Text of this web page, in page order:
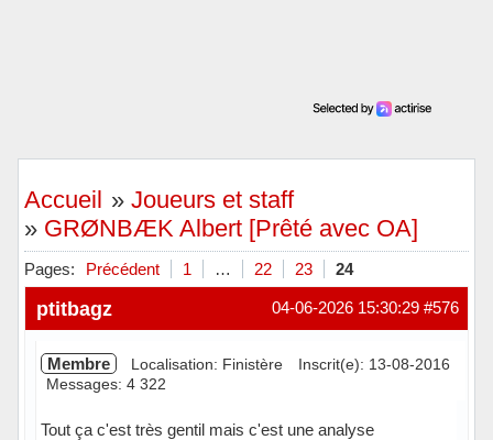
Accueil »Joueurs et staff
» GRØNBÆK Albert [Prêté avec OA]
Pages: Précédent 1 … 22 23 24
#576
04-06-2026 15:30:29
ptitbagz
Membre Localisation: Finistère
Inscrit(e): 13-08-2016
Messages: 4 322
Tout ça c'est très gentil mais c'est une analyse